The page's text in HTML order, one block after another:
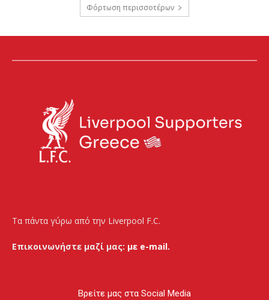
Φόρτωση περισσοτέρων
Τα πάντα γύρω από την Liverpool F.C.
Επικοινωνήστε μαζί μας: με e-mail.
Βρείτε μας στα Social Media